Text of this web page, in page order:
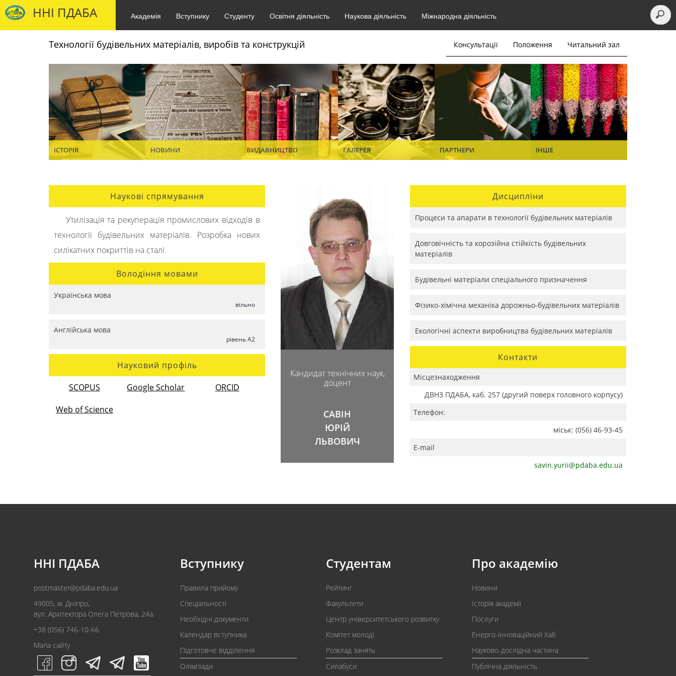
ННІ ПДАБА Академія Вступнику Студенту Освітня діяльність Наукова діяльність Міжнародна діяльність
Технології будівельних матеріалів, виробів та конструкцій Консультації Положення Читальний зал
ІСТОРІЯ НОВИНИ ВИДАВНИЦТВО ГАЛЕРЕЯ ПАРТНЕРИ ІНШЕ
Наукові спрямування
Утилізація та рекуперація промислових відходів в
технології будівельних матеріалів. Розробка нових
силікатних покриттів на сталі.
Володіння мовами
Українська мова
вільно
Англійська мова
рівень A2
Науковий профіль
SCOPUS
Google Scholar
ORCID
Web of Science
Кандидат технічних наук,
доцент
САВІН
ЮРІЙ
ЛЬВОВИЧ
Дисципліни
Процеси та апарати в технології будівельних матеріалів
Довговічність та корозійна стійкість будівельних
матеріалів
Будівельні матеріали спеціального призначення
Фізико-хімічна механіка дорожньо-будівельних матеріалів
Екологічні аспекти виробництва будівельних матеріалів
Контакти
Місцезнаходження
ДВНЗ ПДАБА, каб. 257 (другий поверх головного корпусу)
Телефон:
міськ: (056) 46-93-45
E-mail
savin.yurii@pdaba.edu.ua
ННІ ПДАБА
postmaster@pdaba.edu.ua
49005, м. Дніпро,
вул. Архітектора Олега Петрова, 24а.
+38 (056) 746-10-66
Мапа сайту
Вступнику
Правила прийому
Спеціальності
Необхідні документи
Календар вступника
Підготовче відділення
Олімпіади
Студентам
Рейтинг
Факультети
Центр університетського розвитку
Комітет молоді
Розклад занять
Силабуси
Про академію
Новини
Історія академії
Послуги
Енерго-інноваційний Хаб
Науково-дослідна частина
Публічна діяльність